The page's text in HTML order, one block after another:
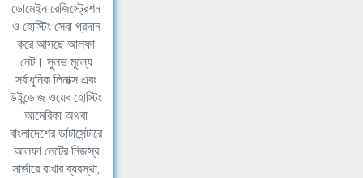
ডোমেইন রেজিস্ট্রেশন
ও হোস্টিং সেবা প্রদান
করে আসছে আলফা
নেট। সুলভ মূল্যে
সর্বাধুনিক লিনাক্স এবং
উইন্ডোজ ওয়েব হোস্টিং
আমেরিকা অথবা
বাংলাদেশের ডাটাসেন্টারে
আলফা নেটের নিজস্ব
সার্ভারে রাখার ব্যবস্থা,